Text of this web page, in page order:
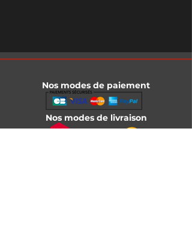
Nos modes de paiement
Nos modes de livraison